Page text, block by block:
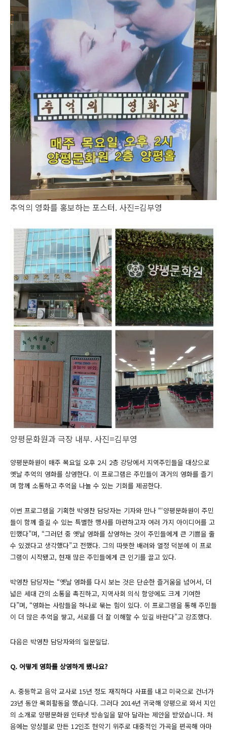
추억의 영화를 홍보하는 포스터. 사진=김부영
양평문화원과 극장 내부. 사진=김부영
양평문화원이 매주 목요일 오후 2시 2층 강당에서 지역주민들을 대상으로
옛날 추억의 영화를 상영한다. 이 프로그램은 주민들이 과거의 영화를 즐기
며 함께 소통하고 추억을 나눌 수 있는 기회를 제공한다.
이번 프로그램을 기획한 박영찬 담당자는 기자와 만나 “‘양평문화원이 주민
들이 함께 즐길 수 있는 특별한 행사를 마련하고자 여러 가지 아이디어를 고
민했다”며, “그러던 중 옛날 영화를 상영하는 것이 주민들에게 큰 기쁨을 줄
수 있겠다고 생각했다”고 전했다. 그의 따뜻한 배려와 열정 덕분에 이 프로
그램이 시작됐고, 현재 많은 주민들에게 큰 인기를 끌고 있다.
박영찬 담당자는 “옛날 영화를 다시 보는 것은 단순한 즐거움을 넘어서, 더
넓은 세대 간의 소통을 촉진하고, 지역사회 의식 함양에도 크게 기여한
다”며, “영화는 사람들을 하나로 묶는 힘이 있다. 이 프로그램을 통해 주민들
이 더 많은 추억을 쌓고, 서로를 더 잘 이해할 수 있길 바란다”고 강조했다.
다음은 박영찬 담당자와의 일문일답.
Q. 어떻게 영화를 상영하게 됐나요?
A. 중등학교 음악 교사로 15년 정도 재직하다 사표를 내고 미국으로 건너가
23년 동안 목회활동을 했습니다. 그러다 2014년 귀국해 양평으로 와서 지인
의 소개로 양평문화원 인터넷 방송일을 맡아 달라는 제안을 받았습니다. 처
음에는 앙상블로 만든 12인조 현악기 위주로 대중적인 가곡을 편곡해 아마